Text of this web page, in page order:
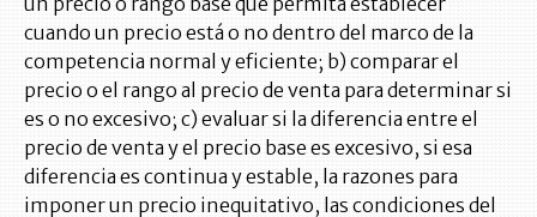
cuando un precio está o no dentro del marco de la
competencia normal y eficiente; b) comparar el
precio o el rango al precio de venta para determinar si
es o no excesivo; c) evaluar si la diferencia entre el
precio de venta y el precio base es excesivo, si esa
diferencia es continua y estable, la razones para
imponer un precio inequitativo, las condiciones del